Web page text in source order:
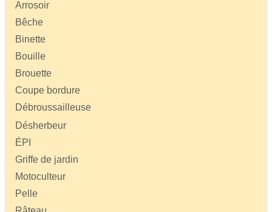
Arrosoir
Bêche
Binette
Bouille
Brouette
Coupe bordure
Débroussailleuse
Désherbeur
ÉPI
Griffe de jardin
Motoculteur
Pelle